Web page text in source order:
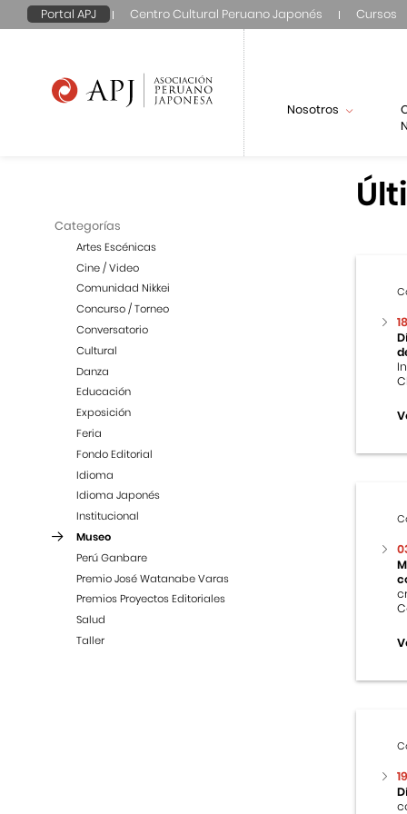
Portal APJ Centro Cultural Peruano Japonés Cursos
Nosotros
Categorías
Artes Escénicas
Cine / Video
Comunidad Nikkei
Concurso / Torneo
Conversatorio
Cultural
Danza
Educación
Exposición
Feria
Fondo Editorial
Idioma
Idioma Japonés
Institucional
Museo
Perú Ganbare
Premio José Watanabe Varas
Premios Proyectos Editoriales
Salud
Taller